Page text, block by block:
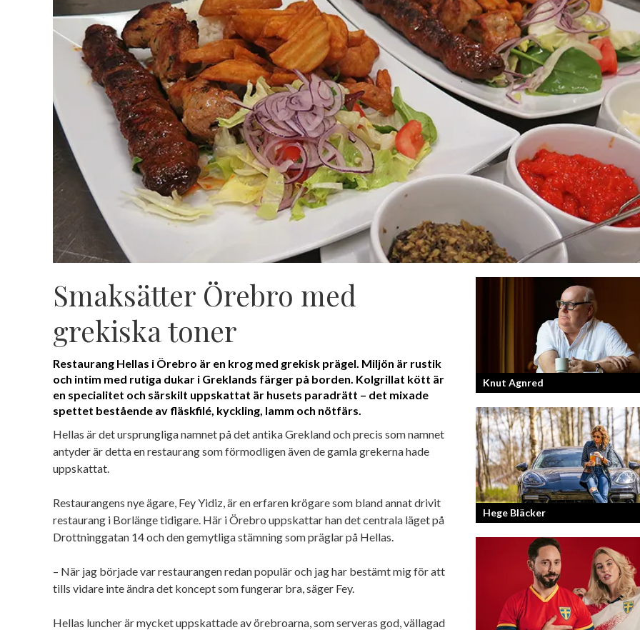
Smaksätter Örebro med
grekiska toner
Restaurang Hellas i Örebro är en krog med grekisk prägel. Miljön är rustik
och intim med rutiga dukar i Greklands färger på borden. Kolgrillat kött är
en specialitet och särskilt uppskattat är husets paradrätt – det mixade
spettet bestående av fläskfilé, kyckling, lamm och nötfärs.
Hellas är det ursprungliga namnet på det antika Grekland och precis som namnet
antyder är detta en restaurang som förmodligen även de gamla grekerna hade
uppskattat.
Restaurangens nye ägare, Fey Yidiz, är en erfaren krögare som bland annat drivit
restaurang i Borlänge tidigare. Här i Örebro uppskattar han det centrala läget på
Drottninggatan 14 och den gemytliga stämning som präglar på Hellas.
– När jag började var restaurangen redan populär och jag har bestämt mig för att
tills vidare inte ändra det koncept som fungerar bra, säger Fey.
Hellas luncher är mycket uppskattade av örebroarna, som serveras god, vällagad
Knut Agnred
Knut Agnred är mannen och den
legenden inom spektakulära utfall och
dramatisk tänkvärdhet.
Hege Bläcker
Bilfantast, influencer och en av
mest framgångsrika företagare.